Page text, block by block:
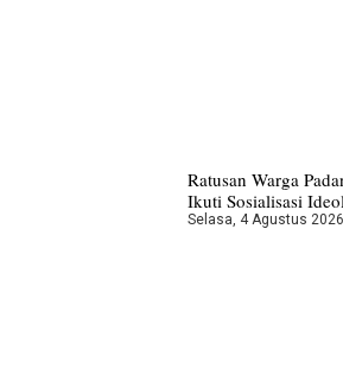
Ratusan Warga
Ikuti Sosialisasi
Selasa, 4 Agustus 2026